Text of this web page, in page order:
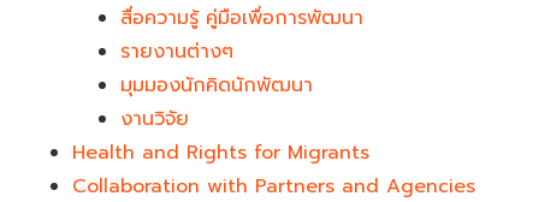
สื่อความรู้ คู่มือเพื่อการพัฒนา
รายงานต่างๆ
มุมมองนักคิดนักพัฒนา
งานวิจัย
Health and Rights for Migrants
Collaboration with Partners and Agencies